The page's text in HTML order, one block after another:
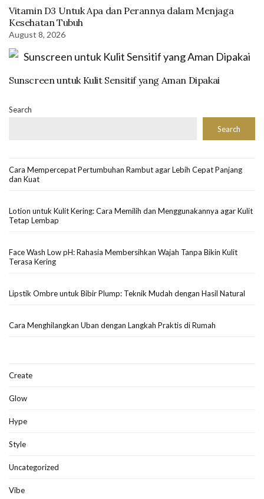
Vitamin D3 Untuk Apa dan Perannya dalam Menjaga
Kesehatan Tubuh
August 8, 2026
Sunscreen untuk Kulit Sensitif yang Aman Dipakai
Search
Search
Cara Mempercepat Pertumbuhan Rambut agar Lebih Cepat Panjang
dan Kuat
Lotion untuk Kulit Kering: Cara Memilih dan Menggunakannya agar Kulit
Tetap Lembap
Face Wash Low pH: Rahasia Membersihkan Wajah Tanpa Bikin Kulit
Terasa Kering
Lipstik Ombre untuk Bibir Plump: Teknik Mudah dengan Hasil Natural
Cara Menghilangkan Uban dengan Langkah Praktis di Rumah
Create
Glow
Hype
Style
Uncategorized
Vibe